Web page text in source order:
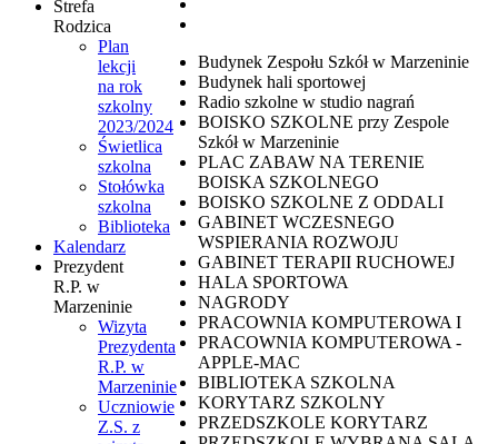
Budynek Zespołu Szkół w Marzeninie
Budynek hali sportowej
Radio szkolne w studio nagrań
BOISKO SZKOLNE przy Zespole
Szkół w Marzeninie
PLAC ZABAW NA TERENIE
BOISKA SZKOLNEGO
BOISKO SZKOLNE Z ODDALI
GABINET WCZESNEGO
WSPIERANIA ROZWOJU
GABINET TERAPII RUCHOWEJ
HALA SPORTOWA
NAGRODY
PRACOWNIA KOMPUTEROWA I
PRACOWNIA KOMPUTEROWA -
APPLE-MAC
BIBLIOTEKA SZKOLNA
KORYTARZ SZKOLNY
PRZEDSZKOLE KORYTARZ
Strefa
Rodzica
Plan
lekcji
na rok
szkolny
2023/2024
Świetlica
szkolna
Stołówka
szkolna
Biblioteka
Kalendarz
Prezydent
R.P. w
Marzeninie
Wizyta
Prezydenta
R.P. w
Marzeninie
Uczniowie
Z.S. z